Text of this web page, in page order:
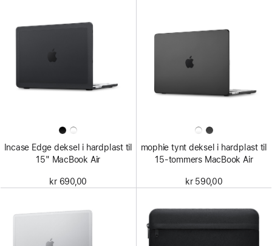
Incase Edge deksel i hardplast til
15" MacBook Air
kr 690,00
mophie tynt deksel i hardplast til
15-tommers MacBook Air
kr 590,00